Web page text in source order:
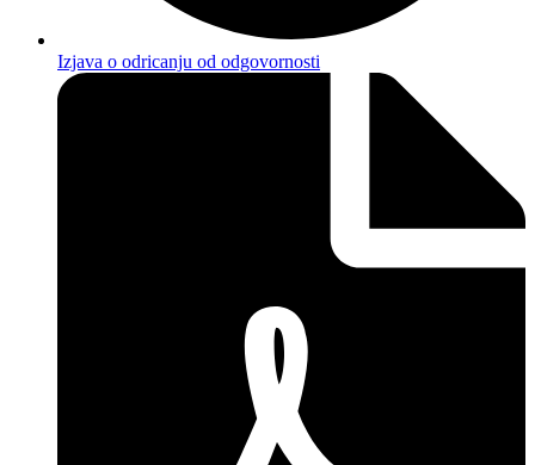
Izjava o odricanju od odgovornosti